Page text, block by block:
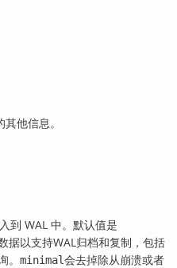
他信息。
到 WAL 中。默认值是
据以支持WAL归档和复制，包括
minimal会去掉除从崩溃或者